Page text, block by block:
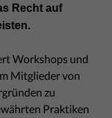
Recht auf
Workshops und
Mitglieder von
zu
Praktiken